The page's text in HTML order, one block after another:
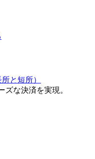
と短所）
ズな決済を実現。